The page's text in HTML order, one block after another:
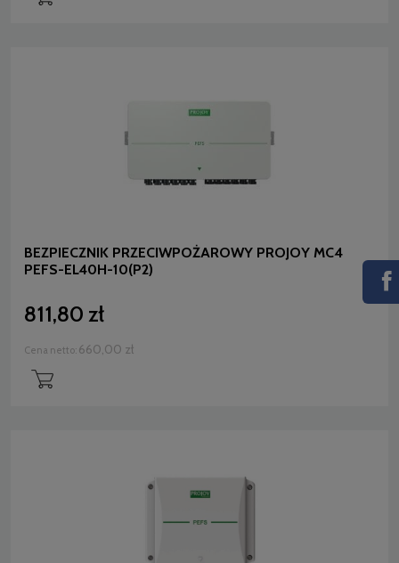
BEZPIECZNIK PRZECIWPOŻAROWY PROJOY MC4
PEFS-EL40H-10(P2)
811,80 zł
Cena netto: 660,00 zł